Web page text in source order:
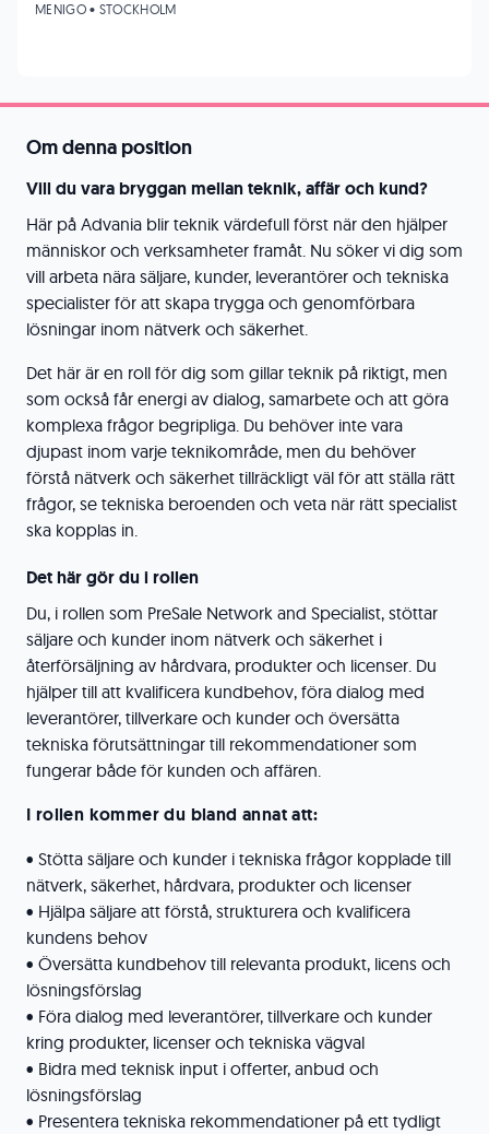
Om denna position
Vill du vara bryggan mellan teknik, affär och kund?
Här på Advania blir teknik värdefull först när den hjälper
människor och verksamheter framåt. Nu söker vi dig som
vill arbeta nära säljare, kunder, leverantörer och tekniska
specialister för att skapa trygga och genomförbara
lösningar inom nätverk och säkerhet.
Det här är en roll för dig som gillar teknik på riktigt, men
som också får energi av dialog, samarbete och att göra
komplexa frågor begripliga. Du behöver inte vara
djupast inom varje teknikområde, men du behöver
förstå nätverk och säkerhet tillräckligt väl för att ställa rätt
frågor, se tekniska beroenden och veta när rätt specialist
ska kopplas in.
Det här gör du i rollen
Du, i rollen som PreSale Network and Specialist, stöttar
säljare och kunder inom nätverk och säkerhet i
återförsäljning av hårdvara, produkter och licenser. Du
hjälper till att kvalificera kundbehov, föra dialog med
leverantörer, tillverkare och kunder och översätta
tekniska förutsättningar till rekommendationer som
fungerar både för kunden och affären.
I rollen kommer du bland annat att:
• Stötta säljare och kunder i tekniska frågor kopplade till
nätverk, säkerhet, hårdvara, produkter och licenser
• Hjälpa säljare att förstå, strukturera och kvalificera
kundens behov
• Översätta kundbehov till relevanta produkt, licens och
lösningsförslag
• Föra dialog med leverantörer, tillverkare och kunder
kring produkter, licenser och tekniska vägval
• Bidra med teknisk input i offerter, anbud och
lösningsförslag
• Presentera tekniska rekommendationer på ett tydligt
MENIGO • STOCKHOLM